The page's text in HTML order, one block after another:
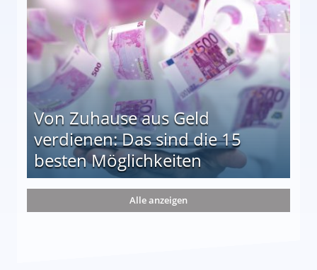
Von Zuhause aus Geld
verdienen: Das sind die 15
besten Möglichkeiten
die 15 besten Möglichkeiten
Alle anzeigen